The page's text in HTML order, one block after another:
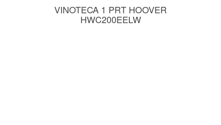
VINOTECA 1 PRT HOOVER
HWC200EELW